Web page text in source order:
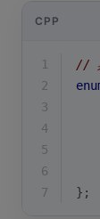
CPP
1
//
2
3
4
5
6
7
};